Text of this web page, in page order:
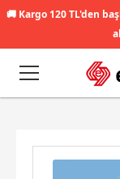
🚚 Kargo 120 TL'den